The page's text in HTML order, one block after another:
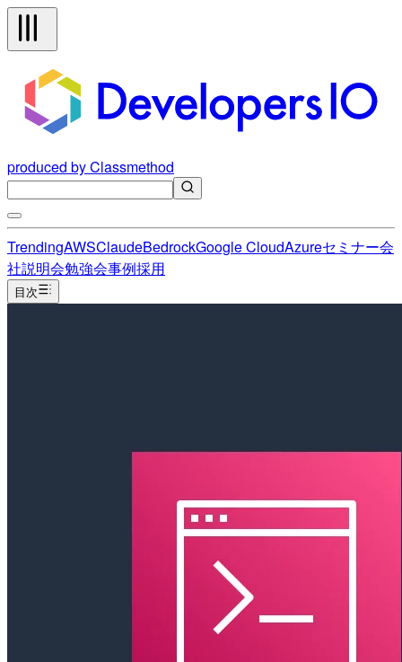
produced by Classmethod
TrendingAWSClaudeBedrockGoogle CloudAzureセミナー会
社説明会勉強会事例採用
目次